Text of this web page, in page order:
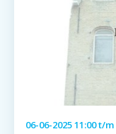
06-06-2025 11:00t/m